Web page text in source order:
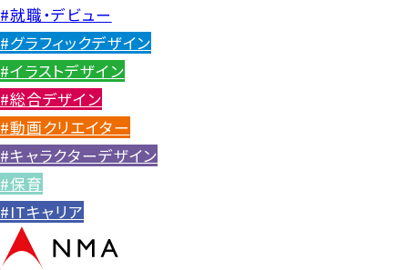
#就職・デビュー
#グラフィックデザイン
#イラストデザイン
#総合デザイン
#動画クリエイター
#キャラクターデザイン
#保育
#ITキャリア